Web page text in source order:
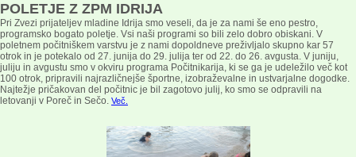
POLETJE Z ZPM IDRIJA
Pri Zvezi prijateljev mladine Idrija smo veseli, da je za nami še eno pestro,
programsko bogato poletje. Vsi naši programi so bili zelo dobro obiskani. V
poletnem počitniškem varstvu je z nami dopoldneve preživljalo skupno kar 57
otrok in je potekalo od 27. junija do 29. julija ter od 22. do 26. avgusta. V juniju,
juliju in avgustu smo v okviru programa Počitnikarija, ki se ga je udeležilo več kot
100 otrok, pripravili najrazličnejše športne, izobraževalne in ustvarjalne dogodke.
Najtežje pričakovan del počitnic je bil zagotovo julij, ko smo se odpravili na
letovanji v Poreč in Sečo. Več.